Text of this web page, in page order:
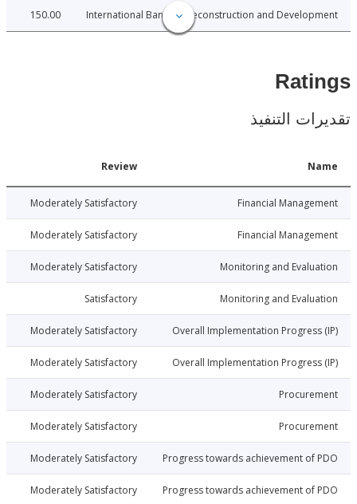
International Bank for Reconstruction and
150.00
التنفيذ
Financial
Moderately Satisfactory
06-17
Financial
Moderately Satisfactory
06-17
Monitoring and
Moderately Satisfactory
06-17
Monitoring and
Satisfactory
Overall Implementation
Moderately Satisfactory
06-17
Overall Implementation
Moderately Satisfactory
06-17
Moderately Satisfactory
06-17
Moderately Satisfactory
06-17
Progress towards achievement of
Moderately Satisfactory
06-17
Progress towards achievement of
Moderately Satisfactory
06-17